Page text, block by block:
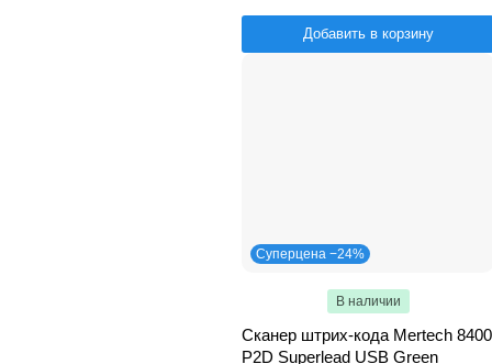
Добавить в корзину
Суперцена −24%
В наличии
Сканер штрих-кода Mertech 8400
P2D Superlead USB Green